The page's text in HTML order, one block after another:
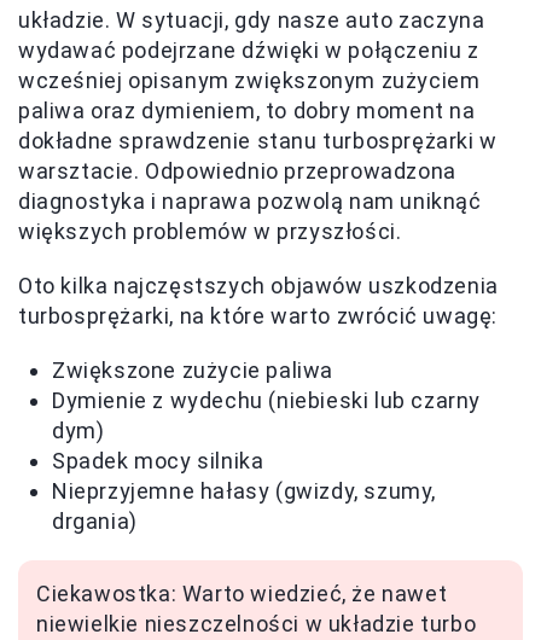
układzie. W sytuacji, gdy nasze auto zaczyna
wydawać podejrzane dźwięki w połączeniu z
wcześniej opisanym zwiększonym zużyciem
paliwa oraz dymieniem, to dobry moment na
dokładne sprawdzenie stanu turbosprężarki w
warsztacie. Odpowiednio przeprowadzona
diagnostyka i naprawa pozwolą nam uniknąć
większych problemów w przyszłości.
Oto kilka najczęstszych objawów uszkodzenia
turbosprężarki, na które warto zwrócić uwagę:
Zwiększone zużycie paliwa
Dymienie z wydechu (niebieski lub czarny
dym)
Spadek mocy silnika
Nieprzyjemne hałasy (gwizdy, szumy,
drgania)
Ciekawostka: Warto wiedzieć, że nawet
niewielkie nieszczelności w układzie turbo